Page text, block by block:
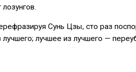
лозунгов.
Сунь Цзы, сто раз
лучшего; лучшее из лучшего —